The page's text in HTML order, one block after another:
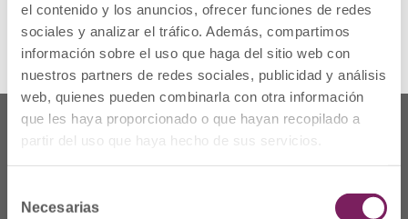
el contenido y los anuncios, ofrecer funciones de redes
sociales y analizar el tráfico. Además, compartimos
información sobre el uso que haga del sitio web con
nuestros partners de redes sociales, publicidad y análisis
web, quienes pueden combinarla con otra información
que les haya proporcionado o que hayan recopilado a
partir del uso que haya hecho de sus servicios.
Necesarias
Deialdia